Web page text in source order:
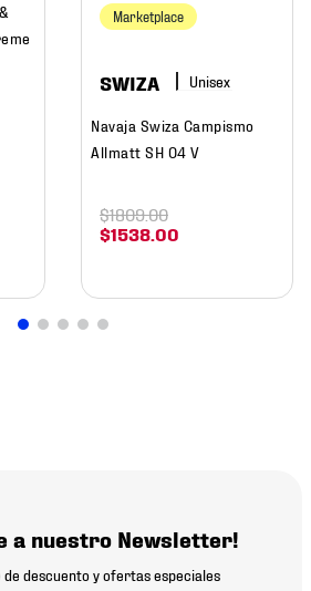
Marketplace
SWIZA
Navaja Swiza Campismo
Allmatt SH 04 V
$1538.00
$1809.00
a nuestro Newsletter!
de descuento y ofertas especiales